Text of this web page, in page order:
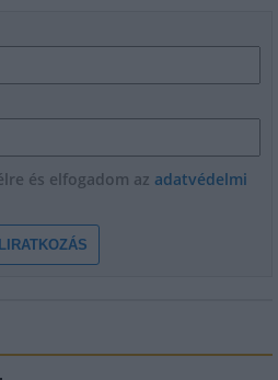
és elfogadom az adatvédelmi